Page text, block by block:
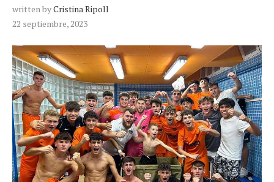
written byCristina Ripoll
22 septiembre, 2023